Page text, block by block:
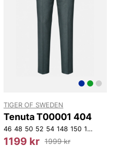
D112 D116
TIGER OF SWEDEN
Tenuta T00001 404
46 48 50 52 54 148 150 152
1199 kr 1999 kr